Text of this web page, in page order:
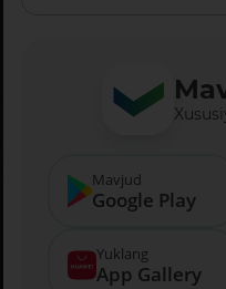
Mavjud
Google Play
Yuklang
App Gallery